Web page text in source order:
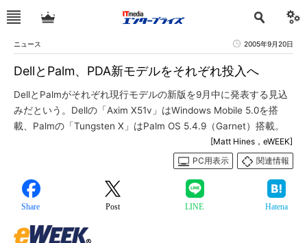
ニュース 2005年9月20日
DellとPalm、PDA新モデルをそれぞれ投入へ
DellとPalmがそれぞれ現行モデルの新版を9月中に発表する見込
みだという。Dellの「Axim X51v」はWindows Mobile 5.0を搭
載、Palmの「Tungsten X」はPalm OS 5.4.9（Garnet）搭載。
[Matt Hines，eWEEK]
PC用表示
関連情報
Share Post LINE Hatena